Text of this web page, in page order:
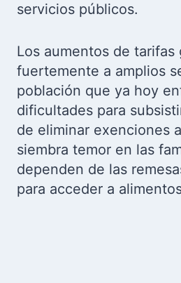
servicios públicos.
Los aumentos de tarifas
fuertemente a amplios
población que ya hoy
dificultades para
de eliminar exenciones
siembra temor en las
dependen de las
para acceder a